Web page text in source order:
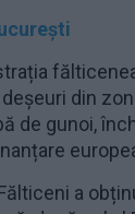
din
de gunoi,
a